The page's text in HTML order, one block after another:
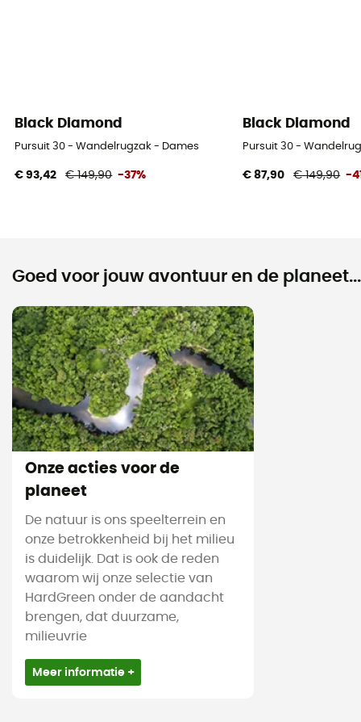
Black Diamond
Pursuit 30 - Wandelrugzak - Dames
€ 93,42 € 149,90 -37%
Black Diamond
Pursuit 30 -
€ 87,90 € 149,90 -
Goed voor jouw avontuur en de planeet...
Onze acties voor de
planeet
De natuur is ons speelterrein en
onze betrokkenheid bij het milieu
is duidelijk. Dat is ook de reden
waarom wij onze selectie van
HardGreen onder de aandacht
brengen, dat duurzame,
milieuvrie
Meer informatie +